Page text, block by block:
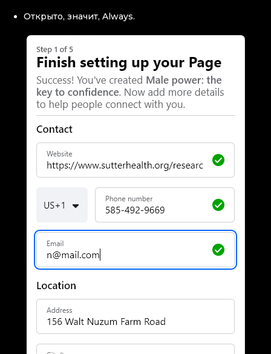
Открыто, значит, Always.